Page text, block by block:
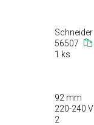
Schneider
56507
1 ks
92 mm
220-240 V
2